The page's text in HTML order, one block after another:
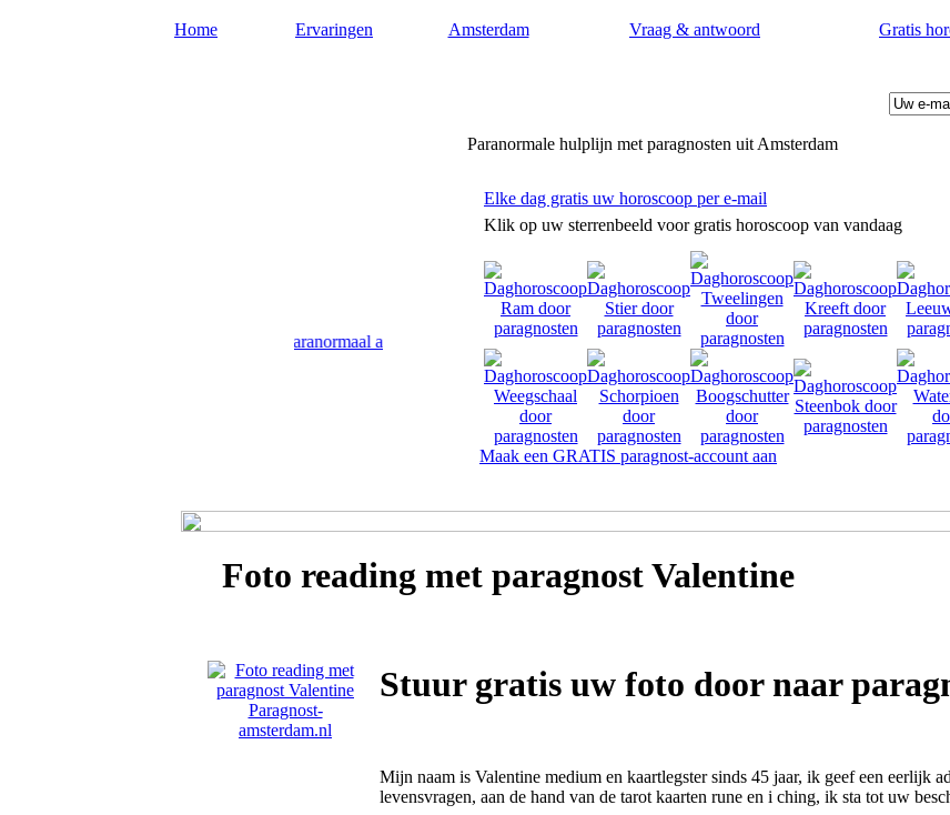
Home Ervaringen Amsterdam Vraag & antwoord Gratis
Paranormale hulplijn met paragnosten uit Amsterdam
geven paragnosten uit Amsterdam paranormaal advies en antwoord op uw levensvragen. Toekomstvoorspellingen door paragnosten
Elke dag gratis uw horoscoop per e-mail
Klik op uw sterrenbeeld voor gratis horoscoop van vandaag
Maak een GRATIS paragnost-account aan
Foto reading met paragnostValentine
Stuur gratis uw foto door naar
Mijn naam is Valentine medium en kaartlegster sinds 45 jaar, ik geef een eerlijk
levensvragen, aan de hand van de tarot kaarten rune en i ching, ik sta tot uw